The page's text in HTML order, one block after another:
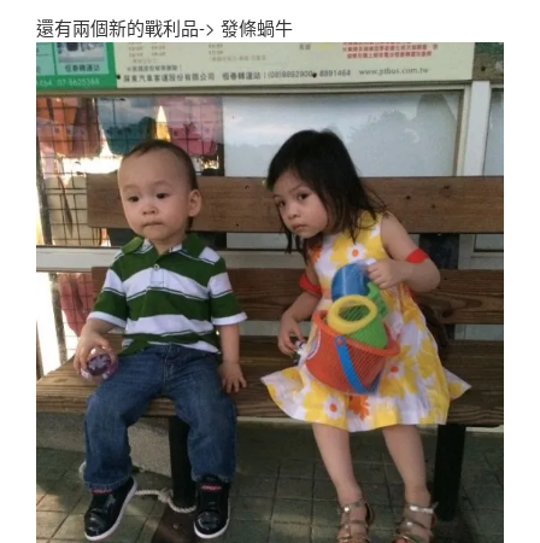
還有兩個新的戰利品-> 發條蝸牛